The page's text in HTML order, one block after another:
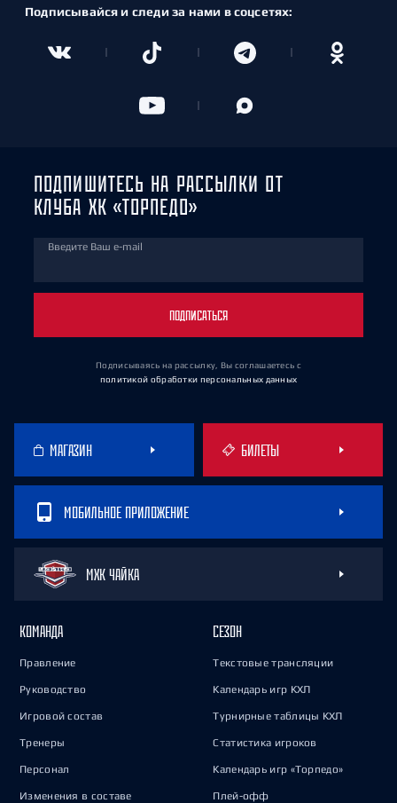
Подписывайся и следи за нами в соцсетях:
ПОДПИШИТЕСЬ НА РАССЫЛКИ ОТ
КЛУБА ХК «ТОРПЕДО»
Введите Ваш e-mail
ПОДПИСАТЬСЯ
Подписываясь на рассылку, Вы соглашаетесь с
политикой обработки персональных данных
МАГАЗИН БИЛЕТЫ
МОБИЛЬНОЕ ПРИЛОЖЕНИЕ
МХК ЧАЙКА
КОМАНДА
Правление
Руководство
Игровой состав
Тренеры
Персонал
Изменения в составе
СЕЗОН
Текстовые трансляции
Календарь игр КХЛ
Турнирные таблицы КХЛ
Статистика игроков
Календарь игр «Торпедо»
Плей-офф